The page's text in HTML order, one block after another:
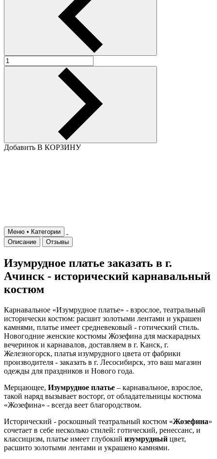
Добавить В КОРЗИНУ
Меню • Категории
Описание
Отзывы
Изумрудное платье заказать в г.
Ачинск - исторический карнавальный
костюм
Карнавальное «Изумрудное платье» - взрослое, театральный
исторически костюм: расшит золотыми лентами и украшен
камнями, платье имеет средневековый - готический стиль.
Новогодние женские костюмы Жозефина для маскарадных
вечеринок и карнавалов, доставляем в г. Канск, г.
Железногорск, платья изумрудного цвета от фабрики
производителя - заказать в г. Лесосибирск, это ваш магазин
одежды для праздников и Нового года.
Мерцающее, Изумрудное платье – карнавальное, взрослое,
такой наряд вызывает восторг, от обладательницы костюма
«Жозефина» - всегда веет благородством.
Исторический - роскошный театральный костюм «Жозефина»
сочетает в себе несколько стилей: готический, ренессанс, и
классицизм, платье имеет глубокий изумрудный цвет,
расшито золотыми лентами и украшено камнями.